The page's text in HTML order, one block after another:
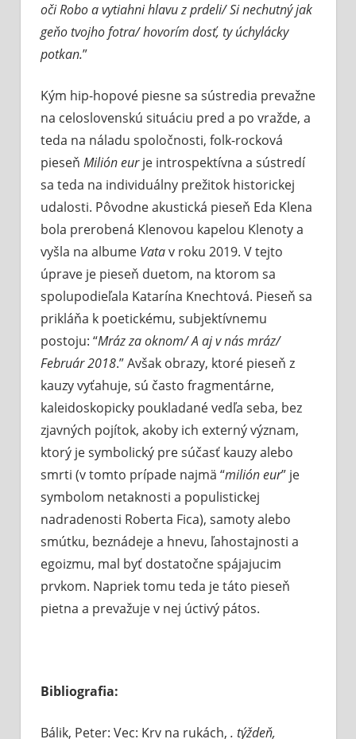
oči Robo a vytiahni hlavu z prdeli/ Si nechutný jak
geňo tvojho fotra/ hovorím dosť, ty úchylácky
potkan.”
Kým hip-hopové piesne sa sústredia prevažne
na celoslovenskú situáciu pred a po vražde, a
teda na náladu spoločnosti, folk-rocková
pieseň Milión eurje introspektívna a sústredí
sa teda na individuálny prežitok historickej
udalosti. Pôvodne akustická pieseň Eda Klena
bola prerobená Klenovou kapelou Klenoty a
vyšla na albume Vatav roku 2019. V tejto
úprave je pieseň duetom, na ktorom sa
spolupodieľala Katarína Knechtová. Pieseň sa
prikláňa k poetickému, subjektívnemu
postoju: “Mráz za oknom/ A aj v nás mráz/
Február 2018.” Avšak obrazy, ktoré pieseň z
kauzy vyťahuje, sú často fragmentárne,
kaleidoskopicky poukladané vedľa seba, bez
zjavných pojítok, akoby ich externý význam,
ktorý je symbolický pre súčasť kauzy alebo
smrti (v tomto prípade najmä “milión eur” je
symbolom netaknosti a populistickej
nadradenosti Roberta Fica), samoty alebo
smútku, beznádeje a hnevu, ľahostajnosti a
egoizmu, mal byť dostatočne spájajucim
prvkom. Napriek tomu teda je táto pieseň
pietna a prevažuje v nej úctivý pátos.
Bibliografia:
Bálik, Peter: Vec: Krv na rukách, . týždeň,